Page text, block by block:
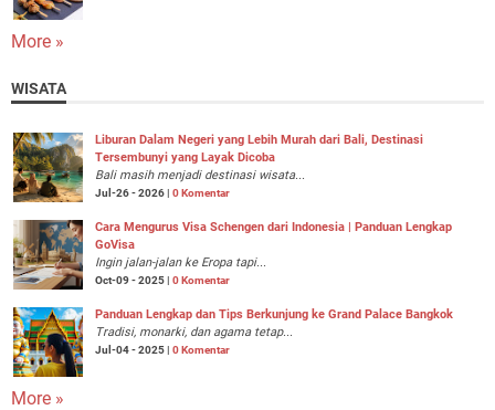
More »
WISATA
Liburan Dalam Negeri yang Lebih Murah dari Bali, Destinasi
Tersembunyi yang Layak Dicoba
Bali masih menjadi destinasi wisata...
Jul-26 - 2026 | 0 Komentar
Cara Mengurus Visa Schengen dari Indonesia | Panduan Lengkap
GoVisa
Ingin jalan-jalan ke Eropa tapi...
Oct-09 - 2025 | 0 Komentar
Panduan Lengkap dan Tips Berkunjung ke Grand Palace Bangkok
Tradisi, monarki, dan agama tetap...
Jul-04 - 2025 | 0 Komentar
More »